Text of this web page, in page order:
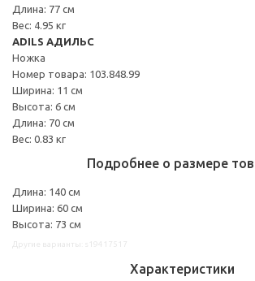
Длина: 77 см
Вес: 4.95 кг
ADILS АДИЛЬС
Ножка
Номер товара: 103.848.99
Ширина: 11 см
Высота: 6 см
Длина: 70 см
Вес: 0.83 кг
Подробнее о размере
Длина: 140 см
Ширина: 60 см
Высота: 73 см
Характеристики